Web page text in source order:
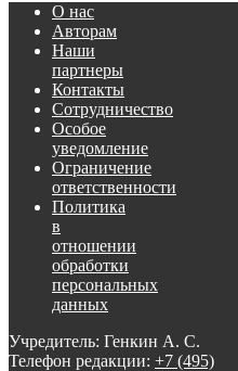
О нас
Авторам
Наши
партнеры
Контакты
Сотрудничество
Особое
уведомление
Ограничение
ответственности
Политика
в
отношении
обработки
персональных
данных
Учредитель: Генкин А. С.
Телефон редакции: +7 (495)